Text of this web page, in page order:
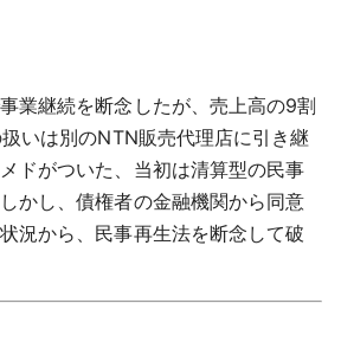
業継続を断念したが、売上高の9割
いは別のNTN販売代理店に引き継
ドがついた、当初は清算型の民事
かし、債権者の金融機関から同意
況から、民事再生法を断念して破